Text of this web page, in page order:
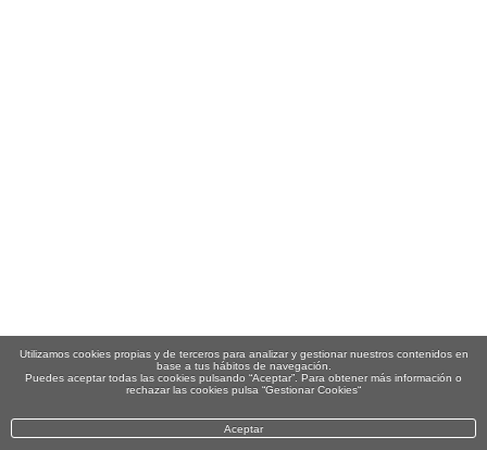
Utilizamos cookies propias y de terceros para analizar y gestionar nuestros contenidos en
base a tus hábitos de navegación.
Puedes aceptar todas las cookies pulsando “Aceptar”. Para obtener más información o
rechazar las cookies pulsa “Gestionar Cookies“
Aceptar